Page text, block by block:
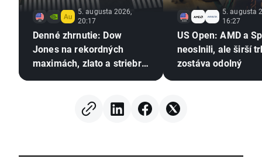
5. augusta 2026,
20:17
Denné zhrnutie: Dow
Jones na rekordných
maximách, zlato a striebro
5. augusta
16:27
US Open: AMD a
neoslnili, ale širší
zostáva odolný